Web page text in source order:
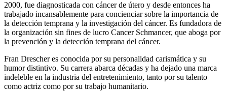
2000, fue diagnosticada con cáncer de útero y desde entonces ha
trabajado incansablemente para concienciar sobre la importancia de
la detección temprana y la investigación del cáncer. Es fundadora de
la organización sin fines de lucro Cancer Schmancer, que aboga por
la prevención y la detección temprana del cáncer.
Fran Drescher es conocida por su personalidad carismática y su
humor distintivo. Su carrera abarca décadas y ha dejado una marca
indeleble en la industria del entretenimiento, tanto por su talento
como actriz como por su trabajo humanitario.